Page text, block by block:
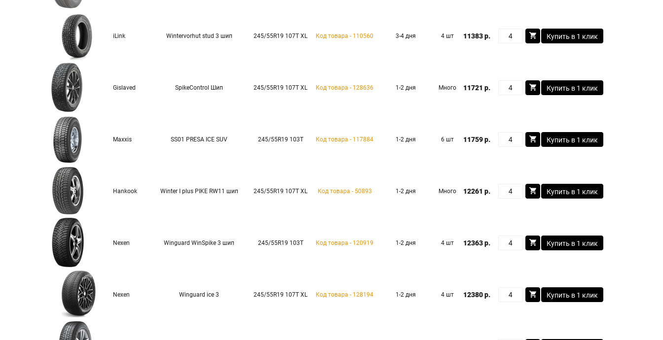
iLink Wintervorhut stud 3 шип 245/55R19 107T XL Код товара - 110560 3-4 дня 4 шт 11383 р. Купить в 1 клик
Gislaved SpikeControl Шип 245/55R19 107T XL Код товара - 128636 1-2 дня Много 11721 р. Купить в 1 клик
Maxxis SS01 PRESA ICE SUV 245/55R19 103T Код товара - 117884 1-2 дня 6 шт 11759 р. Купить в 1 клик
Hankook Winter I plus PIKE RW11 шип 245/55R19 107T XL Код товара - 50893 1-2 дня Много 12261 р. Купить в 1 клик
Nexen Winguard WinSpike 3 шип 245/55R19 103T Код товара - 120919 1-2 дня 4 шт 12363 р. Купить в 1 клик
Nexen Winguard ice 3 245/55R19 107T XL Код товара - 128194 1-2 дня 4 шт 12380 р. Купить в 1 клик